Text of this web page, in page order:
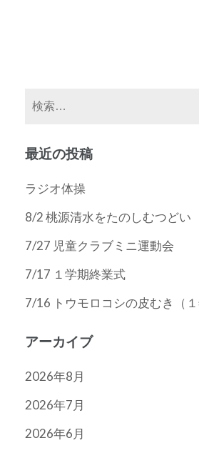
ン
最近の投稿
ラジオ体操
8/2 桃源清水をたのしむつどい
7/27 児童クラブミニ運動会
7/17 １学期終業式
7/16 トウモロコシの皮むき（１
アーカイブ
2026年8月
2026年7月
2026年6月